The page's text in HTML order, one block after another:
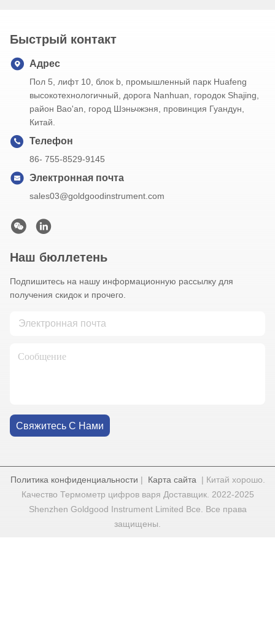
Быстрый контакт
Адрес
Пол 5, лифт 10, блок b, промышленный парк Huafeng
высокотехнологичный, дорога Nanhuan, городок Shajing,
район Bao'an, город Шэньчжэня, провинция Гуандун,
Китай.
Телефон
86- 755-8529-9145
Электронная почта
sales03@goldgoodinstrument.com
Наш бюллетень
Подпишитесь на нашу информационную рассылку для
получения скидок и прочего.
Свяжитесь С Нами
Политика конфиденциальности | Карта сайта| Китай хорошо.
Качество Термометр цифров варя Доставщик. 2022-2025
Shenzhen Goldgood Instrument Limited Все. Все права
защищены.